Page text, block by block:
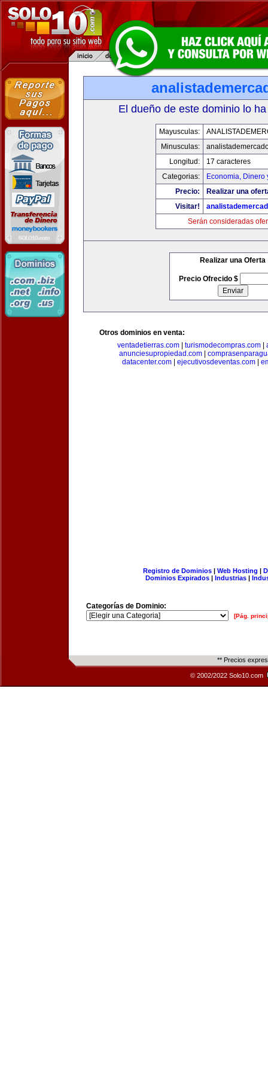
El dueño de este dominio lo
Mayusculas:
Minusculas:
Longitud:
17 caracteres
Categorias:
Economia, Dinero
Precio:
Realizar una
Visitar!
Serán consideradas
Realizar una Oferta
Precio Ofrecido $
Otros dominios en venta:
ventadetierras.com
turismodecompras.com
anunciesupropiedad.com|
datacenter.com
ejecutivosdeventas.com
Registro de Dominios| Web Hosting |
Dominios Expirados | Industrias |
Categorías de Dominio:
[Pág.
** Precios
© 2002/2022 Solo10.com